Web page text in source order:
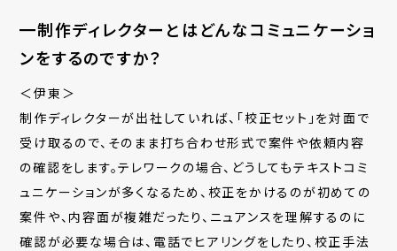
━制作ディレクターとはどんなコミュニケーショ
ンをするのですか？
＜伊東＞
制作ディレクターが出社していれば、「校正セット」を対面で
受け取るので、そのまま打ち合わせ形式で案件や依頼内容
の確認をします。テレワークの場合、どうしてもテキストコミ
ュニケーションが多くなるため、校正をかけるのが初めての
案件や、内容面が複雑だったり、ニュアンスを理解するのに
確認が必要な場合は、電話でヒアリングをしたり、校正手法